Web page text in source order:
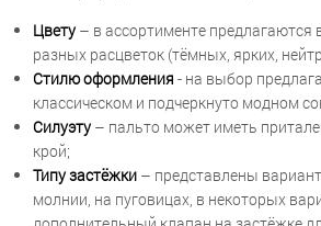
Цвету– в ассортименте
разных расцветок (тёмных, ярких,
Стилю оформления - на выбор
классическом и подчеркнуто модном
Силуэту– пальто может иметь
крой;
Типу застёжки – представлены
молнии, на пуговицах, в некоторых